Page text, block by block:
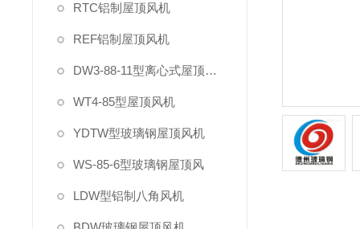
RTC铝制屋顶风机
REF铝制屋顶风机
DW3-88-11型离心式屋顶风机
WT4-85型屋顶风机
YDTW型玻璃钢屋顶风机
WS-85-6型玻璃钢屋顶风
LDW型铝制八角风机